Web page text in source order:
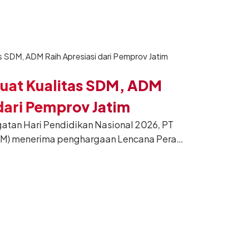
Kualitas SDM, ADM
Pemprov Jatim
Hari Pendidikan Nasional 2026, PT
menerima penghargaan Lencana Perak
Pemerintah Provinsi Jawa Timur.
sebagai bentuk apresiasi atas